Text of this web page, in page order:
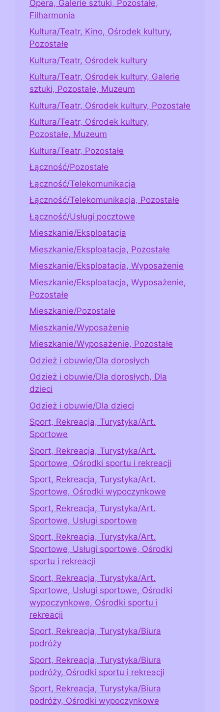
Opera, Galerie sztuki, Pozostałe,
Filharmonia
Kultura/Teatr, Kino, Ośrodek kultury,
Pozostałe
Kultura/Teatr, Ośrodek kultury
Kultura/Teatr, Ośrodek kultury, Galerie
sztuki, Pozostałe, Muzeum
Kultura/Teatr, Ośrodek kultury, Pozostałe
Kultura/Teatr, Ośrodek kultury,
Pozostałe, Muzeum
Kultura/Teatr, Pozostałe
Łączność/Pozostałe
Łączność/Telekomunikacja
Łączność/Telekomunikacja, Pozostałe
Łączność/Usługi pocztowe
Mieszkanie/Eksploatacja
Mieszkanie/Eksploatacja, Pozostałe
Mieszkanie/Eksploatacja, Wyposażenie
Mieszkanie/Eksploatacja, Wyposażenie,
Pozostałe
Mieszkanie/Pozostałe
Mieszkanie/Wyposażenie
Mieszkanie/Wyposażenie, Pozostałe
Odzież i obuwie/Dla dorosłych
Odzież i obuwie/Dla dorosłych, Dla
dzieci
Odzież i obuwie/Dla dzieci
Sport, Rekreacja, Turystyka/Art.
Sportowe
Sport, Rekreacja, Turystyka/Art.
Sportowe, Ośrodki sportu i rekreacji
Sport, Rekreacja, Turystyka/Art.
Sportowe, Ośrodki wypoczynkowe
Sport, Rekreacja, Turystyka/Art.
Sportowe, Usługi sportowe
Sport, Rekreacja, Turystyka/Art.
Sportowe, Usługi sportowe, Ośrodki
sportu i rekreacji
Sport, Rekreacja, Turystyka/Art.
Sportowe, Usługi sportowe, Ośrodki
wypoczynkowe, Ośrodki sportu i
rekreacji
Sport, Rekreacja, Turystyka/Biura
podróży
Sport, Rekreacja, Turystyka/Biura
podróży, Ośrodki sportu i rekreacji
Sport, Rekreacja, Turystyka/Biura
podróży, Ośrodki wypoczynkowe